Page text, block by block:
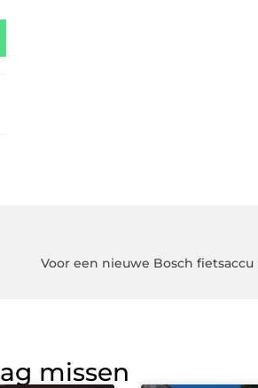
Voor een nieuwe Bosch
missen